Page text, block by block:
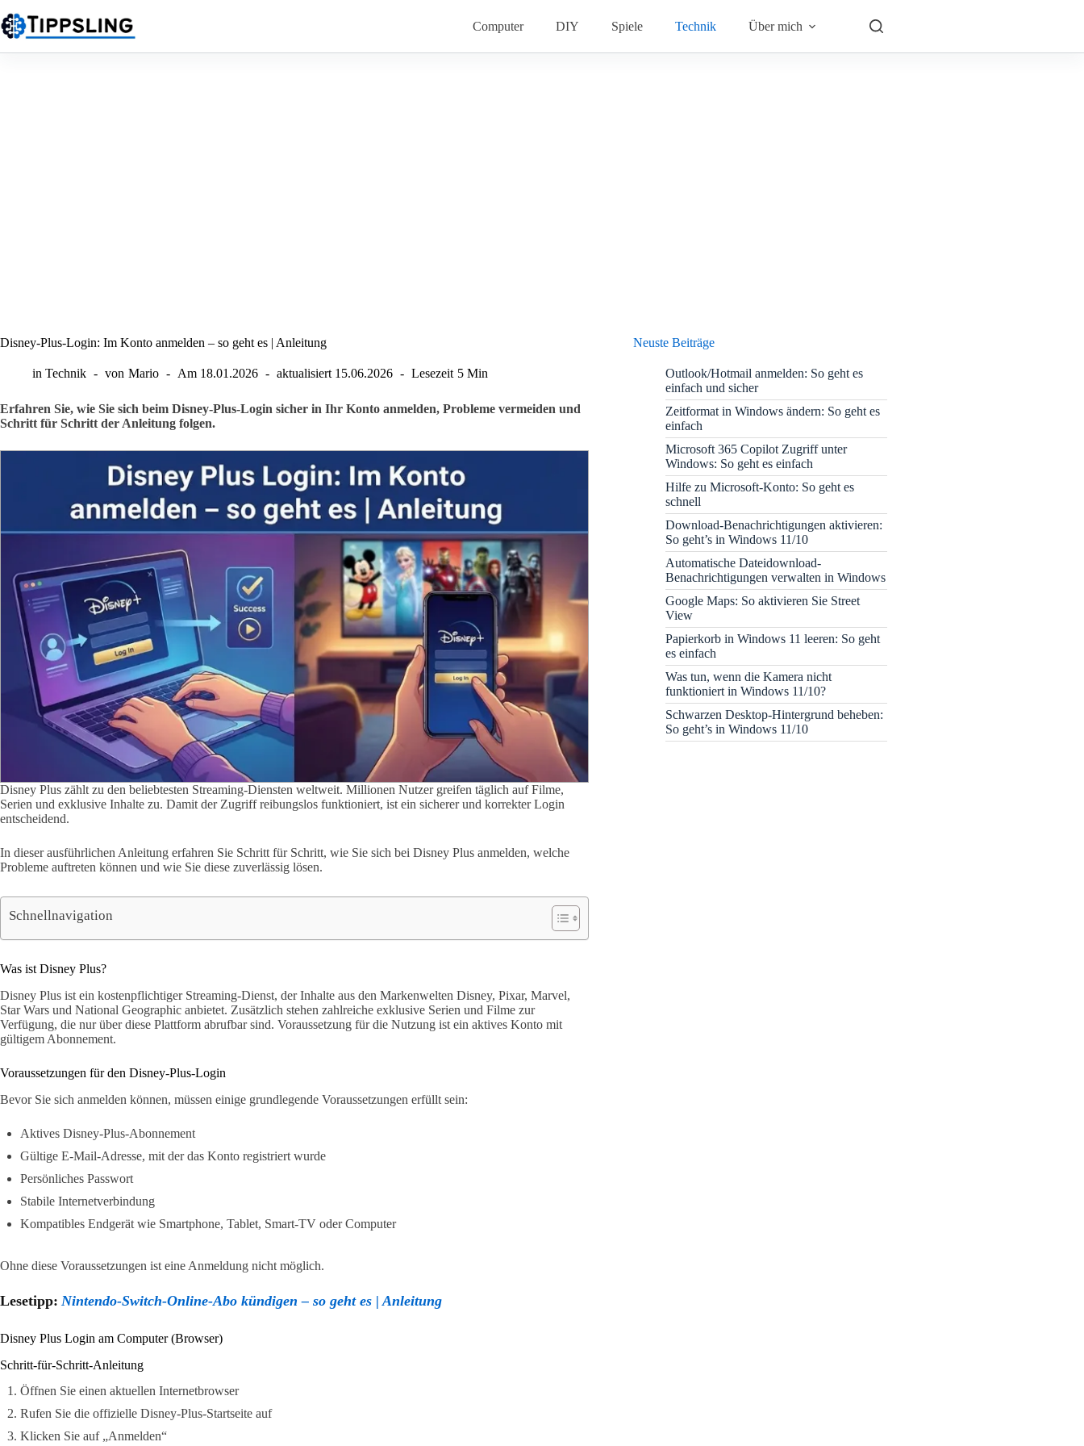
Inhalt
springen
Computer DIY Spiele Technik Über mich
Disney-Plus-Login: Im Konto anmelden – so geht es | Anleitung
in Technik von Mario Am 18.01.2026 aktualisiert 15.06.2026 Lesezeit 5 Min
Erfahren Sie, wie Sie sich beim Disney-Plus-Login sicher in Ihr Konto anmelden, Probleme vermeiden und
Schritt für Schritt der Anleitung folgen.
Disney Plus zählt zu den beliebtesten Streaming-Diensten weltweit. Millionen Nutzer greifen täglich auf Filme,
Serien und exklusive Inhalte zu. Damit der Zugriff reibungslos funktioniert, ist ein sicherer und korrekter Login
entscheidend.
In dieser ausführlichen Anleitung erfahren Sie Schritt für Schritt, wie Sie sich bei Disney Plus anmelden, welche
Probleme auftreten können und wie Sie diese zuverlässig lösen.
Schnellnavigation
Was ist Disney Plus?
Disney Plus ist ein kostenpflichtiger Streaming-Dienst, der Inhalte aus den Markenwelten Disney, Pixar, Marvel,
Star Wars und National Geographic anbietet. Zusätzlich stehen zahlreiche exklusive Serien und Filme zur
Verfügung, die nur über diese Plattform abrufbar sind. Voraussetzung für die Nutzung ist ein aktives Konto mit
gültigem Abonnement.
Voraussetzungen für den Disney-Plus-Login
Bevor Sie sich anmelden können, müssen einige grundlegende Voraussetzungen erfüllt sein:
Aktives Disney-Plus-Abonnement
Gültige E-Mail-Adresse, mit der das Konto registriert wurde
Persönliches Passwort
Stabile Internetverbindung
Kompatibles Endgerät wie Smartphone, Tablet, Smart-TV oder Computer
Ohne diese Voraussetzungen ist eine Anmeldung nicht möglich.
Lesetipp: Nintendo-Switch-Online-Abo kündigen – so geht es | Anleitung
Disney Plus Login am Computer (Browser)
Schritt-für-Schritt-Anleitung
Öffnen Sie einen aktuellen Internetbrowser
Rufen Sie die offizielle Disney-Plus-Startseite auf
Klicken Sie auf „Anmelden“
Neuste Beiträge
Outlook/Hotmail anmelden: So geht es
einfach und sicher
Zeitformat in Windows ändern: So geht es
einfach
Microsoft 365 Copilot Zugriff unter
Windows: So geht es einfach
Hilfe zu Microsoft-Konto: So geht es
schnell
Download-Benachrichtigungen aktivieren:
So geht’s in Windows 11/10
Automatische Dateidownload-
Benachrichtigungen verwalten in Windows
Google Maps: So aktivieren Sie Street
View
Papierkorb in Windows 11 leeren: So geht
es einfach
Was tun, wenn die Kamera nicht
funktioniert in Windows 11/10?
Schwarzen Desktop-Hintergrund beheben:
So geht’s in Windows 11/10